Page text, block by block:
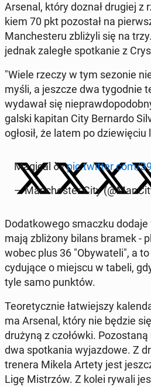
Arsenal, który doznał drugiej z
kiem 70 pkt po­zo­stał na
Man­che­ste­ru zbli­ży­li się na
jednak zaległe spo­tka­nie z
"Wiele rzeczy w tym sezonie
myśli, a jeszcze dwa ty­go­dnie
wydawał się
gal­ski kapitan City Ber­nar­do
ogłosił, że latem po
Magical ð«pic.twitter.com/
— Man­che­ster City
Do­dat­ko­we­go smaczku
mają zbli­żo­ny bilans bramek -
wobec plus 36 "Oby­wa­te­li", a
cy­du­ją­ce o miejscu w tabeli,
tyle samo punktów.
Teo­re­tycz­nie ła­twiej­szy
ma Arsenal, który nie będzie
drużyną z czo­łów­ki.
dwa spo­tka­nia wy­jaz­do­we. Z
trenera Mikela Artety jest
Ligę Mi­strzów. Z kolei rywali